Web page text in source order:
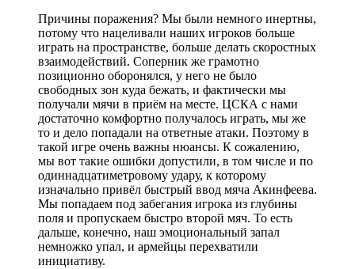
Причины поражения? Мы были немного инертны,
потому что нацеливали наших игроков больше
играть на пространстве, больше делать скоростных
взаимодействий. Соперник же грамотно
позиционно оборонялся, у него не было
свободных зон куда бежать, и фактически мы
получали мячи в приём на месте. ЦСКА с нами
достаточно комфортно получалось играть, мы же
то и дело попадали на ответные атаки. Поэтому в
такой игре очень важны нюансы. К сожалению,
мы вот такие ошибки допустили, в том числе и по
одиннадцатиметровому удару, к которому
изначально привёл быстрый ввод мяча Акинфеева.
Мы попадаем под забегания игрока из глубины
поля и пропускаем быстро второй мяч. То есть
дальше, конечно, наш эмоциональный запал
немножко упал, и армейцы перехватили
инициативу.